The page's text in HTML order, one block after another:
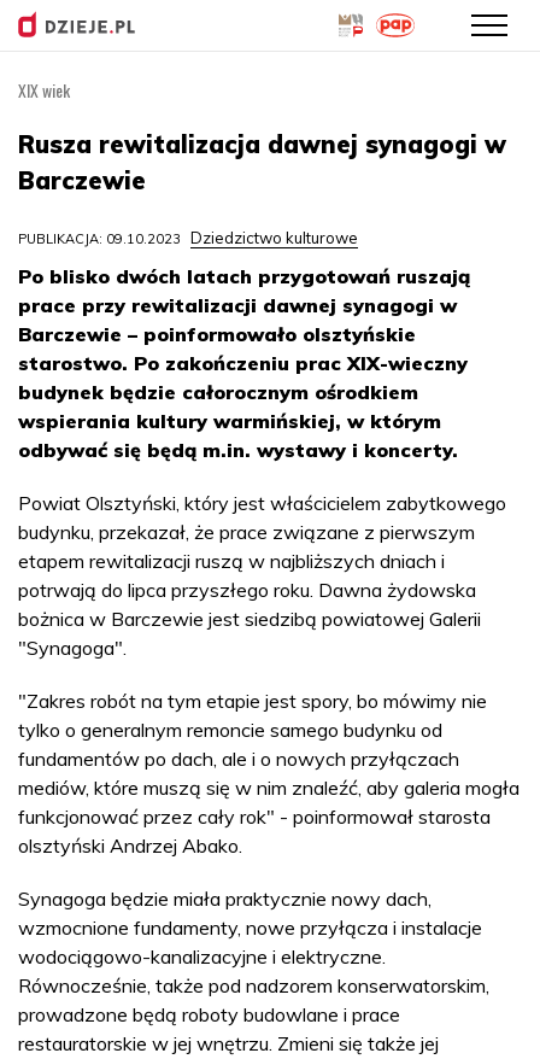
treści
XIX wiek
Rusza rewitalizacja dawnej synagogi w
Barczewie
PUBLIKACJA: 09.10.2023 Dziedzictwo kulturowe
Po blisko dwóch latach przygotowań ruszają
prace przy rewitalizacji dawnej synagogi w
Barczewie – poinformowało olsztyńskie
starostwo. Po zakończeniu prac XIX-wieczny
budynek będzie całorocznym ośrodkiem
wspierania kultury warmińskiej, w którym
odbywać się będą m.in. wystawy i koncerty.
Powiat Olsztyński, który jest właścicielem zabytkowego
budynku, przekazał, że prace związane z pierwszym
etapem rewitalizacji ruszą w najbliższych dniach i
potrwają do lipca przyszłego roku. Dawna żydowska
bożnica w Barczewie jest siedzibą powiatowej Galerii
"Synagoga".
"Zakres robót na tym etapie jest spory, bo mówimy nie
tylko o generalnym remoncie samego budynku od
fundamentów po dach, ale i o nowych przyłączach
mediów, które muszą się w nim znaleźć, aby galeria mogła
funkcjonować przez cały rok" - poinformował starosta
olsztyński Andrzej Abako.
Synagoga będzie miała praktycznie nowy dach,
wzmocnione fundamenty, nowe przyłącza i instalacje
wodociągowo-kanalizacyjne i elektryczne.
Równocześnie, także pod nadzorem konserwatorskim,
prowadzone będą roboty budowlane i prace
restauratorskie w jej wnętrzu. Zmieni się także jej